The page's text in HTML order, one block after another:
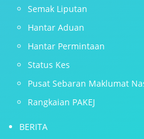
Semak Liputan
Hantar Aduan
Hantar Permintaan
Status Kes
Pusat Sebaran Maklumat
Rangkaian PAKEJ
BERITA